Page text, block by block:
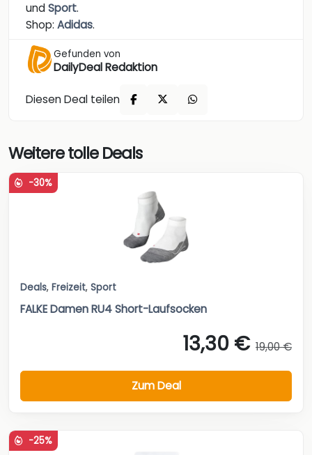
undSport.
Shop: Adidas.
Gefunden von
DailyDeal Redaktion
Diesen Deal teilen
Weitere tolle Deals
-30%
Deals, Freizeit, Sport
FALKE Damen RU4 Short-Laufsocken
13,30 € 19,00 €
Zum Deal
-25%